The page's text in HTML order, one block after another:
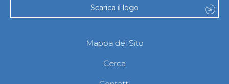
Scarica il logo
Mappa del Sito
Cerca